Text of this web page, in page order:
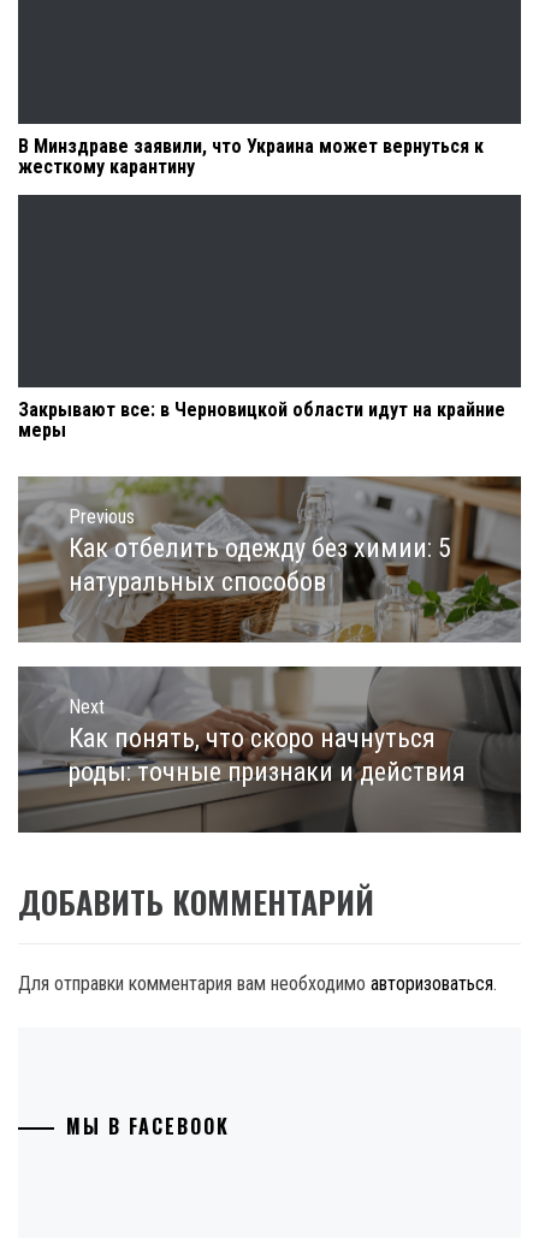
В Минздраве заявили, что Украина может вернуться к
жесткому карантину
Закрывают все: в Черновицкой области идут на крайние
меры
Навигация
по
записям
Previous
Previous
post:
Как отбелить одежду без химии: 5
натуральных способов
Next
Next
post:
Как понять, что скоро начнуться
роды: точные признаки и действия
ДОБАВИТЬ КОММЕНТАРИЙ
Для отправки комментария вам необходимо авторизоваться.
МЫ В FACEBOOK